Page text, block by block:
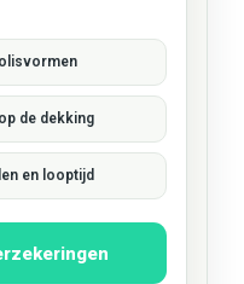
de dekking
en looptijd